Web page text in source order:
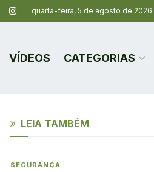
quarta-feira, 5 de agosto de 2026.
VÍDEOS CATEGORIAS
LEIA TAMBÉM
SEGURANÇA